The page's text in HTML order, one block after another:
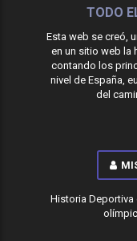
TODO
Esta web se creó,
en un sitio web la
contando los
nivel de España,
del
Historia